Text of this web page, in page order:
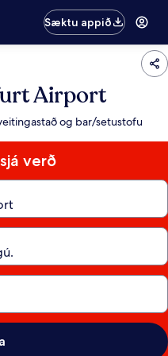
Sæktu appið
Airport
og bar/setustofu
verð